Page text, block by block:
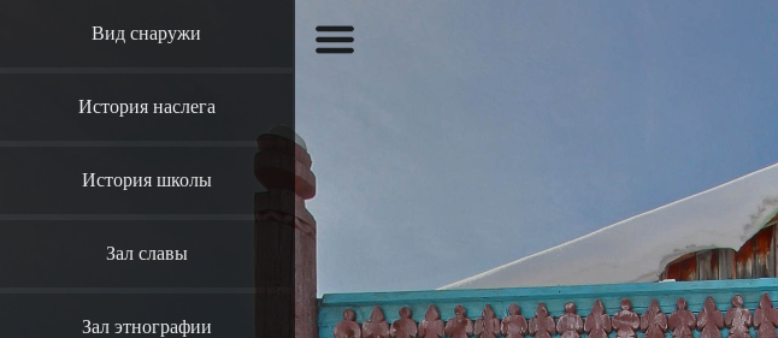
Вид снаружи
История наслега
История школы
Зал славы
Зал этнографии